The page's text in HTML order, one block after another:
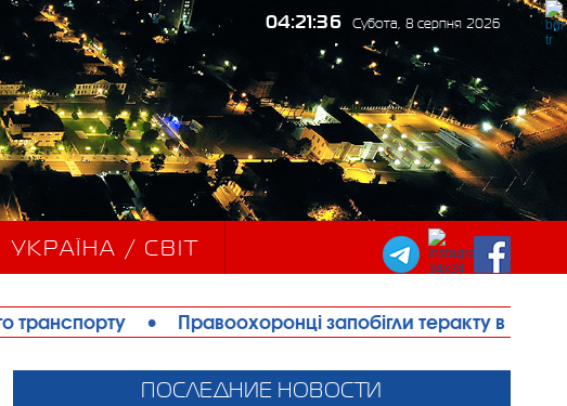
04:21:37 Субота, 8 серпня 2026
УКРАЇНА / СВІТ
• Правоохоронці запобігли теракту в Ізмаїлі: затримано
ПОСЛЕДНИЕ НОВОСТИ